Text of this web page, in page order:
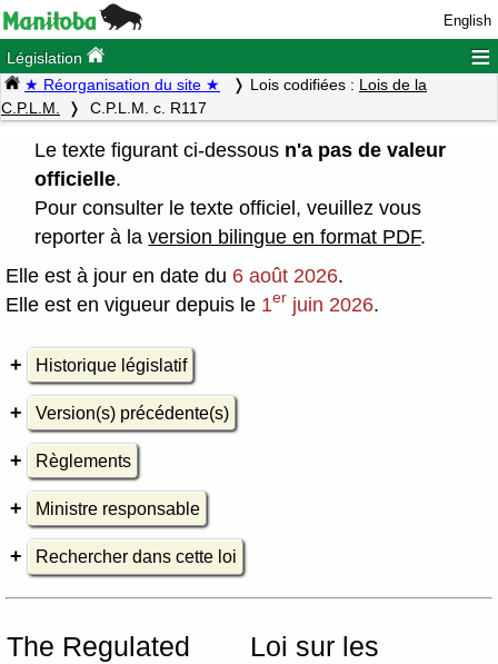
English
Législation ≡
★ Réorganisation du site ★ Lois codifiées : Lois de la
C.P.L.M.
C.P.L.M. c. R117
Le texte figurant ci-dessous n'a pas de valeur
officielle.
Pour consulter le texte officiel, veuillez vous
reporter à laversion bilingue en format PDF.
Elle est à jour en date du 6 août 2026.
Elle est en vigueur depuis le 1er juin 2026.
Historique législatif
Version(s) précédente(s)
Règlements
Ministre responsable
Rechercher dans cette loi
The Regulated
Loi sur les